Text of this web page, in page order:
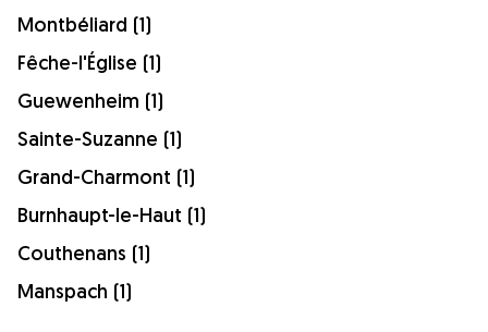
Montbéliard (1)
Fêche-l'Église (1)
Guewenheim (1)
Sainte-Suzanne (1)
Grand-Charmont (1)
Burnhaupt-le-Haut (1)
Couthenans (1)
Manspach (1)